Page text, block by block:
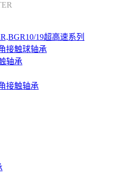
19超高速系列
接触球轴承
轴承
接触轴承